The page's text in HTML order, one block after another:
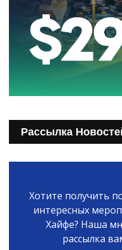
Рассылка
Хотите получить
интересных
Хайфе? Наша
рассылка